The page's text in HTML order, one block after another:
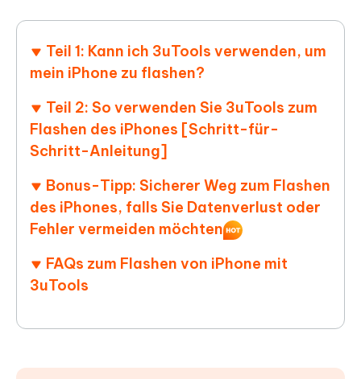
Teil 1: Kann ich 3uTools verwenden, um
mein iPhone zu flashen?
Teil 2: So verwenden Sie 3uTools zum
Flashen des iPhones [Schritt-für-
Schritt-Anleitung]
Bonus-Tipp: Sicherer Weg zum Flashen
des iPhones, falls Sie Datenverlust oder
Fehler vermeiden möchten
FAQs zum Flashen von iPhone mit
3uTools